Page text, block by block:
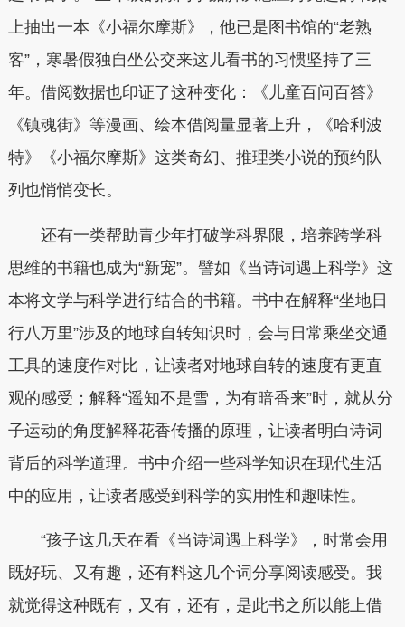
上抽出一本《小福尔摩斯》，他已是图书馆的“老熟
客”，寒暑假独自坐公交来这儿看书的习惯坚持了三
年。借阅数据也印证了这种变化：《儿童百问百答》
《镇魂街》等漫画、绘本借阅量显著上升，《哈利波
特》《小福尔摩斯》这类奇幻、推理类小说的预约队
列也悄悄变长。
还有一类帮助青少年打破学科界限，培养跨学科
思维的书籍也成为“新宠”。譬如《当诗词遇上科学》这
本将文学与科学进行结合的书籍。书中在解释“坐地日
行八万里”涉及的地球自转知识时，会与日常乘坐交通
工具的速度作对比，让读者对地球自转的速度有更直
观的感受；解释“遥知不是雪，为有暗香来”时，就从分
子运动的角度解释花香传播的原理，让读者明白诗词
背后的科学道理。书中介绍一些科学知识在现代生活
中的应用，让读者感受到科学的实用性和趣味性。
“孩子这几天在看《当诗词遇上科学》，时常会用
既好玩、又有趣，还有料这几个词分享阅读感受。我
就觉得这种既有，又有，还有，是此书之所以能上借